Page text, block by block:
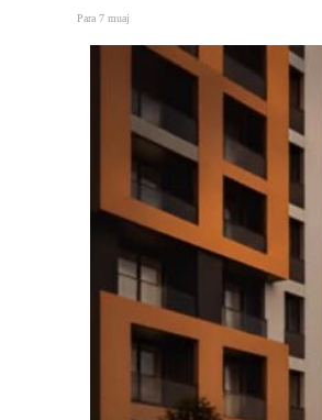
Para 7 muaj